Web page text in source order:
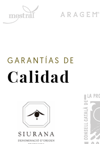
GARANTÍAS DE
Calidad